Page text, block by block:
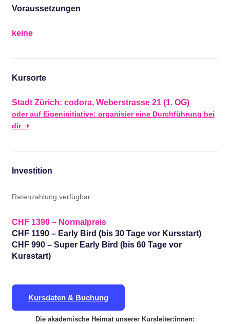
Voraussetzungen
keine
Kursorte
Stadt Zürich: codora, Weberstrasse 21 (1. OG)
oder auf Eigeninitiative: organisier eine Durchführung bei
dir ➝
Investition
Ratenzahlung verfügbar
CHF 1390 – Normalpreis
CHF 1190 – Early Bird (bis 30 Tage vor Kursstart)
CHF 990 – Super Early Bird (bis 60 Tage vor
Kursstart)
Kursdaten & Buchung
Die akademische Heimat unserer Kursleiter:innen: